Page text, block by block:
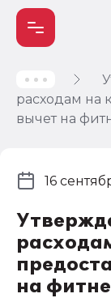
расходам на
вычет на
на
16
Учет и